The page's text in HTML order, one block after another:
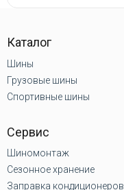
Каталог
Шины
Грузовые шины
Спортивные шины
Сервис
Шиномонтаж
Сезонное хранение
Заправка кондиционеров